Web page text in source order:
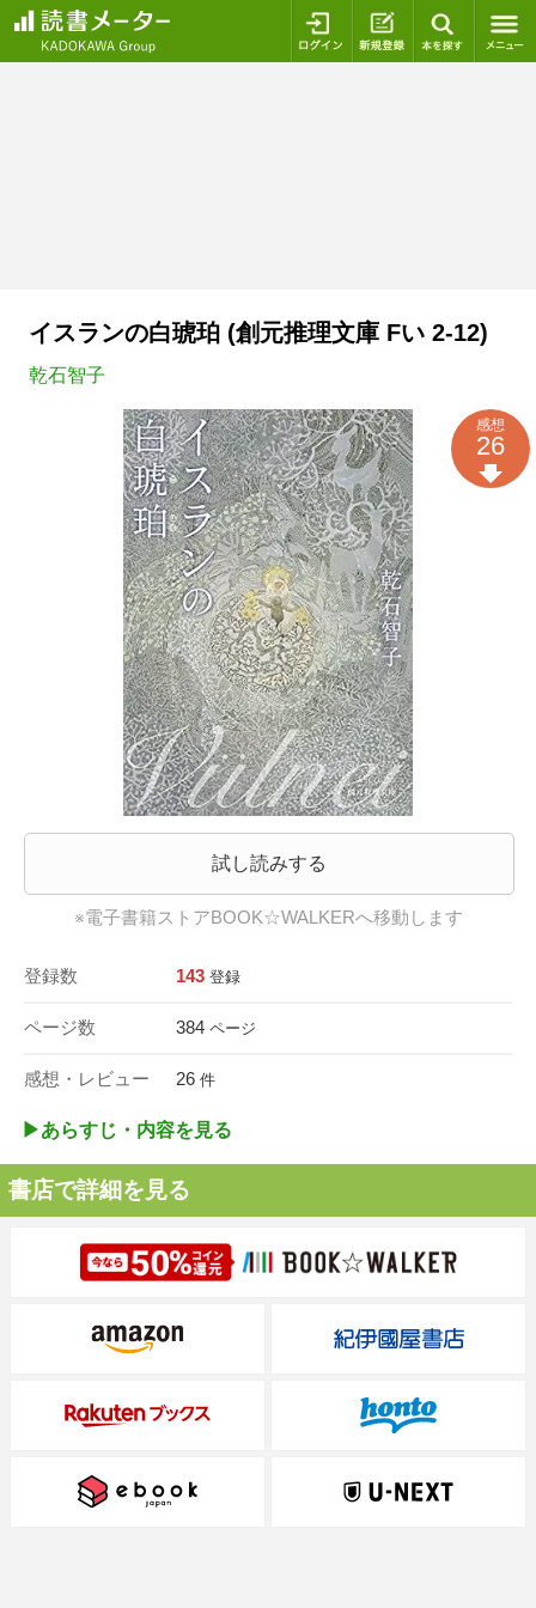
ログイン 新規登録
イスランの白琥珀 (創元推理文庫 Fい 2-12)
乾石智子
試し読みする
※電子書籍ストアBOOK☆WALKERへ移動します
登録数 143 登録
ページ数 384 ページ
感想・レビュー 26 件
感想
26
▶︎あらすじ・内容を見る
書店で詳細を見る